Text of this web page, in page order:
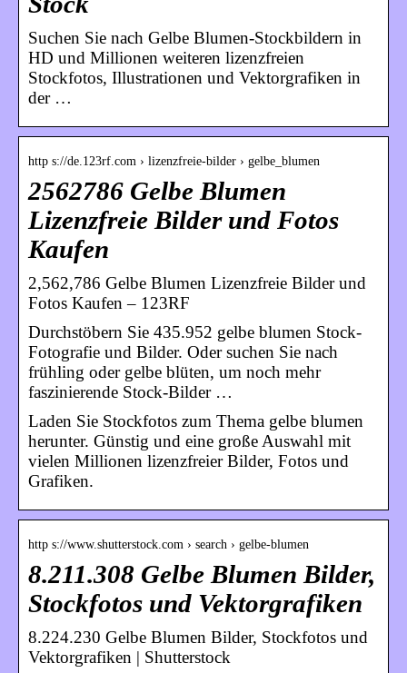
Suchen Sie nach Gelbe Blumen-Stockbildern in
HD und Millionen weiteren lizenzfreien
Stockfotos, Illustrationen und Vektorgrafiken in
der …
http s://de.123rf.com › lizenzfreie-bilder › gelbe_blumen
2562786 Gelbe Blumen
Lizenzfreie Bilder und Fotos
Kaufen
2,562,786 Gelbe Blumen Lizenzfreie Bilder und
Fotos Kaufen – 123RF
Durchstöbern Sie 435.952 gelbe blumen Stock-
Fotografie und Bilder. Oder suchen Sie nach
frühling oder gelbe blüten, um noch mehr
faszinierende Stock-Bilder …
Laden Sie Stockfotos zum Thema gelbe blumen
herunter. Günstig und eine große Auswahl mit
vielen Millionen lizenzfreier Bilder, Fotos und
Grafiken.
http s://www.shutterstock.com › search › gelbe-blumen
8.211.308 Gelbe Blumen Bilder,
Stockfotos und Vektorgrafiken
8.224.230 Gelbe Blumen Bilder, Stockfotos und
Vektorgrafiken | Shutterstock